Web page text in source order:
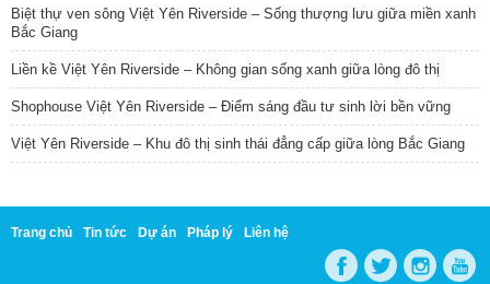
Biệt thự ven sông Việt Yên Riverside – Sống thượng lưu giữa miền xanh
Bắc Giang
Liền kề Việt Yên Riverside – Không gian sống xanh giữa lòng đô thị
Shophouse Việt Yên Riverside – Điểm sáng đầu tư sinh lời bền vững
Việt Yên Riverside – Khu đô thị sinh thái đẳng cấp giữa lòng Bắc Giang
Trang chủ Tin tức Dự án Pháp lý Liên hệ